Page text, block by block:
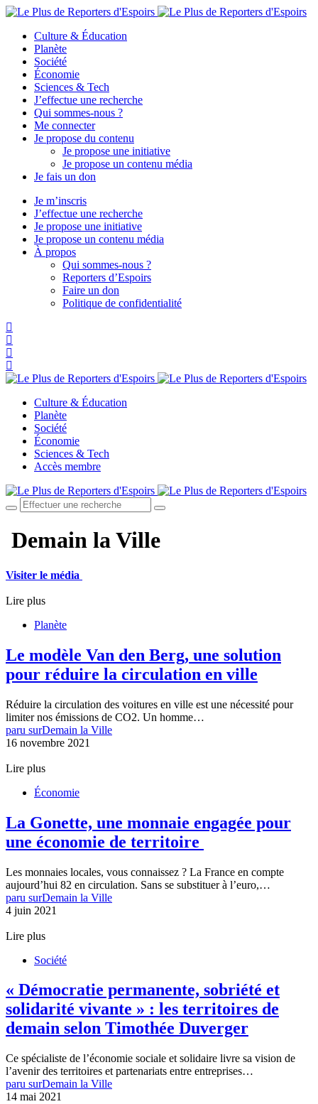
Culture & Éducation
Planète
Société
Économie
Sciences & Tech
J’effectue une recherche
Qui sommes-nous ?
Me connecter
Je propose du contenu
Je propose une initiative
Je propose un contenu média
Je fais un don
Je m’inscris
J’effectue une recherche
Je propose une initiative
Je propose un contenu média
À propos
Qui sommes-nous ?
Reporters d’Espoirs
Faire un don
Politique de confidentialité
Culture & Éducation
Planète
Société
Économie
Sciences & Tech
Accès membre
Demain la Ville
Visiter le média
Lire plus
Planète
Le modèle Van den Berg, une solution
pour réduire la circulation en ville
Réduire la circulation des voitures en ville est une nécessité pour
limiter nos émissions de CO2. Un homme…
paru surDemain la Ville
16 novembre 2021
Lire plus
Économie
La Gonette, une monnaie engagée pour
une économie de territoire
Les monnaies locales, vous connaissez ? La France en compte
aujourd’hui 82 en circulation. Sans se substituer à l’euro,…
paru surDemain la Ville
4 juin 2021
Lire plus
Société
« Démocratie permanente, sobriété et
solidarité vivante » : les territoires de
demain selon Timothée Duverger
Ce spécialiste de l’économie sociale et solidaire livre sa vision de
l’avenir des territoires et partenariats entre entreprises…
paru surDemain la Ville
14 mai 2021